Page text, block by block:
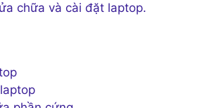
chữa và cài đặt laptop.